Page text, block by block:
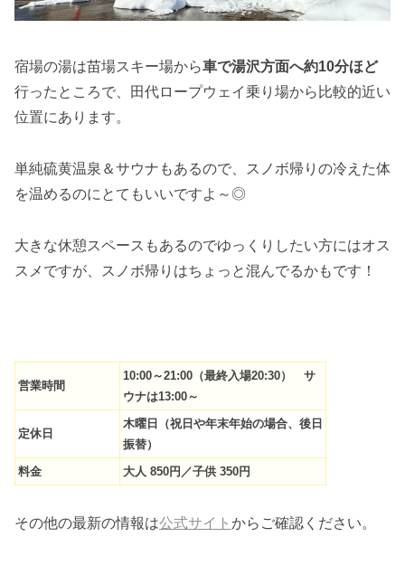
宿場の湯は苗場スキー場から車で湯沢方面へ約10分ほど
行ったところで、田代ロープウェイ乗り場から比較的近い
位置にあります。
単純硫黄温泉＆サウナもあるので、スノボ帰りの冷えた体
を温めるのにとてもいいですよ～◎
大きな休憩スペースもあるのでゆっくりしたい方にはオス
スメですが、スノボ帰りはちょっと混んでるかもです！
営業時間
10:00～21:00（最終入場20:30） サ
ウナは13:00～
定休日
木曜日（祝日や年末年始の場合、後日
振替）
料金
大人 850円／子供 350円
その他の最新の情報は公式サイト からご確認ください。